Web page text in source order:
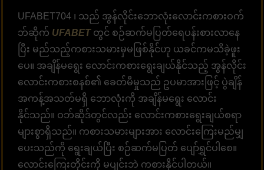
UFABET704 ၊ သည် အွန်လိုင်းဘောလုံးလောင်းကစားဝက်
ဘ်ဆိုက် UFABETတွင် စဉ်ဆက်မပြတ်ရေပန်းစားလာနေ
ပြီး မည်သည့်ကစားသမားမှမဖြစ်နိုင်ဟု ယခင်ကမသိခဲ့ဖူး
ပေ။ အချိန်မရွေး လောင်းကစားရွေးချယ်နိုင်သည့် အွန်လိုင်း
လောင်းကစားစနစ်၏ ခေတ်မီမှုသည် ဥပမာအားဖြင့် ပွဲချိန်
အကန့်အသတ်မရှိ ဘောလုံးကို အချိန်မရွေး လောင်း
နိုင်သည်။ ဝဘ်ဆိုဒ်တွင်လည်း လောင်းကစားရွေးချယ်စရာ
များစွာရှိသည်။ ကစားသမားများအား လောင်းကြေးမည်မျှ
ပေးသည်ကို ရွေးချယ်ပြီး စဉ်ဆက်မပြတ် ပျော်ရွှင်ပါစေ။
လောင်းကြေးတိုင်းကို မပျင်းဘဲ ကစားနိုင်ပါတယ်။